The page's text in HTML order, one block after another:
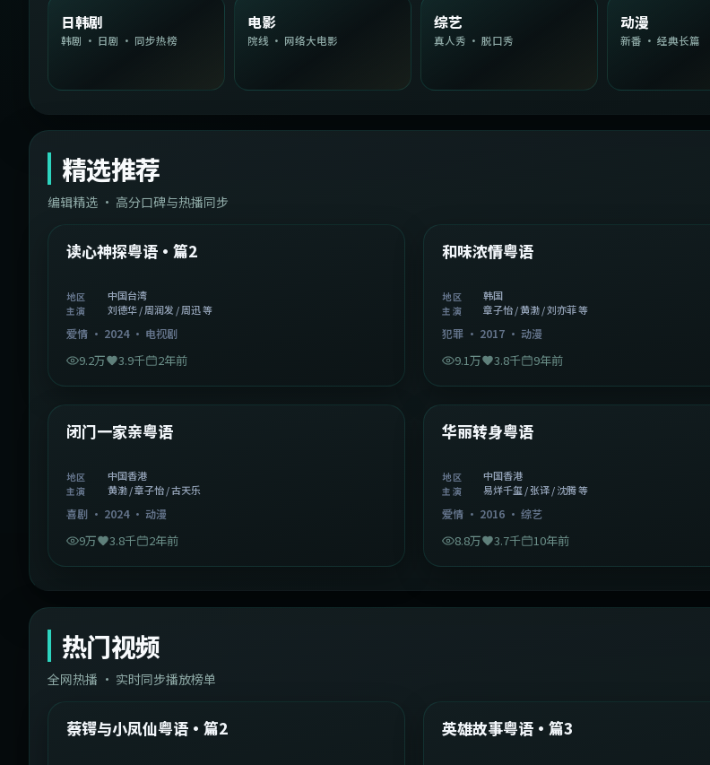
日韩剧
韩剧 · 日剧 · 同步热榜
电影
院线 · 网络大电影
综艺
真人秀 · 脱口秀
动漫
新番 · 经典长篇
精选推荐
编辑精选 · 高分口碑与热播同步
精选
中国台湾
读心神探粤语·篇2
地区 中国台湾
主演 刘德华 / 周润发 / 周迅 等
爱情 · 2024· 电视剧
9.2万 3.9千 2年前
精选
和味浓情粤语
地区 韩国
主演 章子怡 / 黄渤 / 刘亦菲 等
犯罪 · 2017 ·动漫
9.1万 3.8千 9年前
精选
中国香港 1:06:37
闭门一家亲粤语
地区 中国香港
主演 黄渤 / 章子怡 / 古天乐
喜剧 · 2024· 动漫
9万 3.8千 2年前
精选
中国香港
华丽转身粤语
地区 中国香港
主演 易烊千玺 / 张译 / 沈腾 等
爱情 · 2016 ·综艺
8.8万 3.7千 10年前
热门视频
全网热播 · 实时同步播放榜单
热门
韩国
蔡锷与小凤仙粤语·篇2 热门
英雄故事粤语·篇3